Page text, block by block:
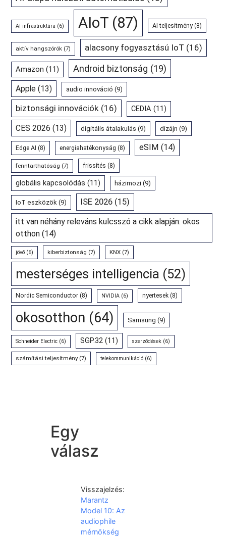
AI infrastruktúra (6) AIoT (87) AI teljesítmény (8)
aktív hangszórók (7) alacsony fogyasztású IoT (16)
Amazon (11) Android biztonság (19)
Apple (13) audio innováció (9)
biztonsági innovációk (16) CEDIA (11)
CES 2026 (13) digitális átalakulás (9) dizájn (9)
Edge AI (8) energiahatékonyság (8) eSIM (14)
fenntarthatóság (7) frissítés (8)
globális kapcsolódás (11) házimozi (9)
IoT eszközök (9) ISE 2026 (15)
itt van néhány releváns kulcsszó a cikk alapján: okos
otthon (14)
jövő (6) kiberbiztonság (7) KNX (7)
mesterséges intelligencia (52)
Nordic Semiconductor (8) NVIDIA (6) nyertesek (8)
okosotthon (64) Samsung (9)
Schneider Electric (6) SGP.32 (11) szerződések (6)
számítási teljesítmény(7) telekommunikáció (6)
Egy
válasz
Visszajelzés:
Marantz
Model 10: Az
audiophile
mérnökség